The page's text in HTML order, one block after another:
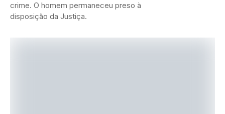
crime. O homem permaneceu preso à
disposição da Justiça.